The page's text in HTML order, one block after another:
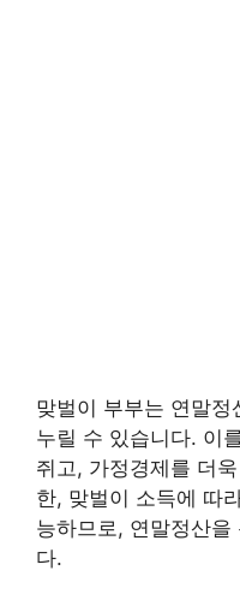
맞벌이 부부는 연말
누릴 수 있습니다. 이
쥐고, 가정경제를 더
한, 맞벌이 소득에 따
능하므로, 연말정산을
다.